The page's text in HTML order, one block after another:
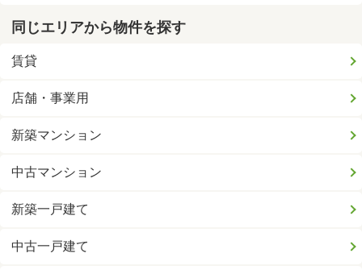
同じエリアから物件を探す
賃貸
店舗・事業用
新築マンション
中古マンション
新築一戸建て
中古一戸建て